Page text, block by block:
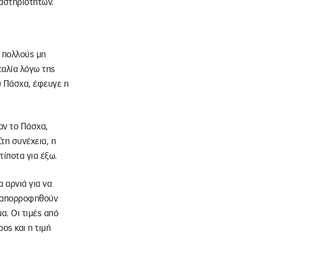
πολλούς μη
λόγω της
Πάσχα, έφευγε η
το Πάσχα,
συνέχεια, η
για έξω.
αρνιά για να
απορροφηθούν
Οι τιμές από
και η τιμή